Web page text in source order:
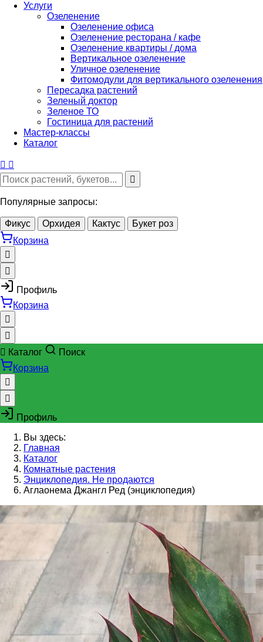
Услуги
Озеленение
Озеленение офиса
Озеленение ресторана / кафе
Озеленение квартиры / дома
Вертикальное озеленение
Уличное озеленение
Фитомодули для вертикального озеленения
Пересадка растений
Зеленый доктор
Зеленое ТО
Гостиница для растений
Мастер-классы
Каталог
Популярные запросы:
Фикус Орхидея Кактус
Букет роз
Корзина
Профиль
Корзина
Каталог
Поиск
Корзина
Профиль
Вы здесь:
Главная
Каталог
Комнатные растения
Энциклопедия. Не продаются
Аглаонема Джангл Ред (энциклопедия)